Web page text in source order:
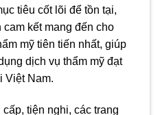
tiêu cốt lõi để tồn tại,
kết mang đến cho
mỹ tiên tiến nhất, giúp
dịch vụ thẩm mỹ đạt
Việt Nam.
tiện nghi, các trang